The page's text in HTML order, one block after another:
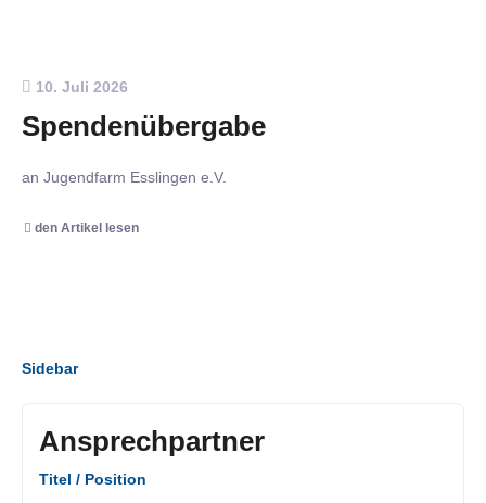
10. Juli 2026
Spendenübergabe
an Jugendfarm Esslingen e.V.
den Artikel lesen
Sidebar
Ansprechpartner
Titel / Position